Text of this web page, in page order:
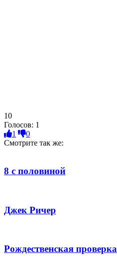
10
Голосов: 1
1
0
Смотрите так же:
8 с половиной
Джек Ричер
Рождественская проверка